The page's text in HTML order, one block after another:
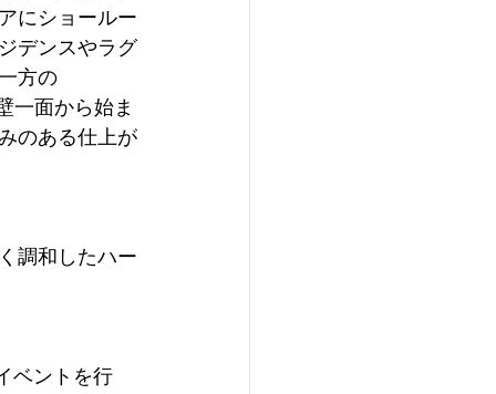
にショールー
デンスやラグ
方の
一面から始ま
のある仕上が
調和したハー
ベントを行